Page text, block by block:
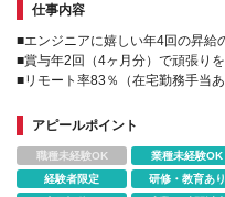
仕事内容
■エンジニアに嬉しい年4回の昇給
■賞与年2回（4ヶ月分）で頑張り
■リモート率83％（在宅勤務手当あ
アピールポイント
職種未経験OK 業種未経験OK
経験者限定
研修・教育あり